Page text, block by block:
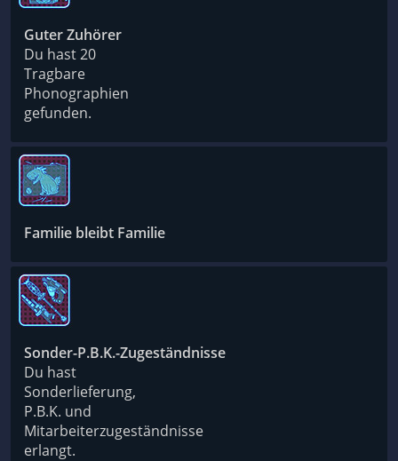
Guter Zuhörer
Du hast 20
Tragbare
Phonographien
gefunden.
Familie bleibt Familie
Sonder-P.B.K.-Zugeständnisse
Du hast
Sonderlieferung,
P.B.K. und
Mitarbeiterzugeständnisse
erlangt.